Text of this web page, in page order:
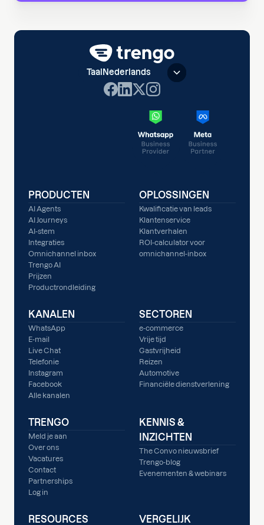
Taal Nederlands
PRODUCTEN
AI Agents
AI Journeys
AI-stem
Integraties
Omnichannel inbox
Trengo AI
Prijzen
Productrondleiding
OPLOSSINGEN
Kwalificatie van leads
Klantenservice
Klantverhalen
ROI-calculator voor
omnichannel-inbox
KANALEN
WhatsApp
E-mail
Live Chat
Telefonie
Instagram
Facebook
Alle kanalen
SECTOREN
e-commerce
Vrije tijd
Gastvrijheid
Reizen
Automotive
Financiële dienstverlening
TRENGO
Meld je aan
Over ons
Vacatures
Contact
Partnerships
Log in
KENNIS &
INZICHTEN
The Convo nieuwsbrief
Trengo-blog
Evenementen & webinars
RESOURCES VERGELIJK